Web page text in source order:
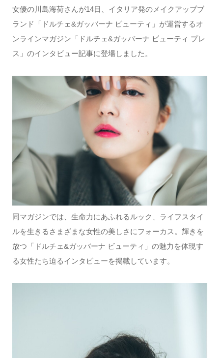
女優の川島海荷さんが14日、イタリア発のメイクアップブ
ランド「ドルチェ&ガッバーナ ビューティ」が運営するオ
ンラインマガジン「ドルチェ&ガッバーナ ビューティ プレ
ス」のインタビュー記事に登場しました。
同マガジンでは、生命力にあふれるルック、ライフスタイ
ルを生きるさまざまな女性の美しさにフォーカス。輝きを
放つ「ドルチェ&ガッバーナ ビューティ」の魅力を体現す
る女性たち迫るインタビューを掲載しています。